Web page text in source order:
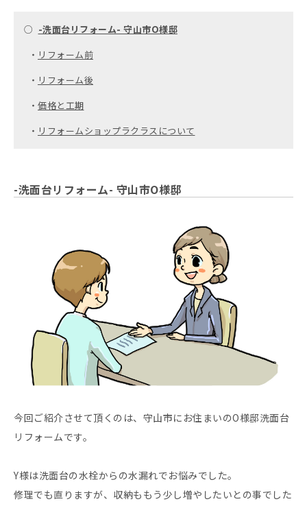
○ -洗面台リフォーム- 守山市O様邸
・ リフォーム前
・ リフォーム後
・ 価格と工期
・ リフォームショップラクラスについて
-洗面台リフォーム- 守山市O様邸
今回ご紹介させて頂くのは、守山市にお住まいのO様邸洗面台
リフォームです。
Y様は洗面台の水栓からの水漏れでお悩みでした。
修理でも直りますが、収納ももう少し増やしたいとの事でした